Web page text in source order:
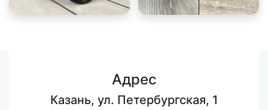
Адрес
Казань, ул. Петербургская, 1